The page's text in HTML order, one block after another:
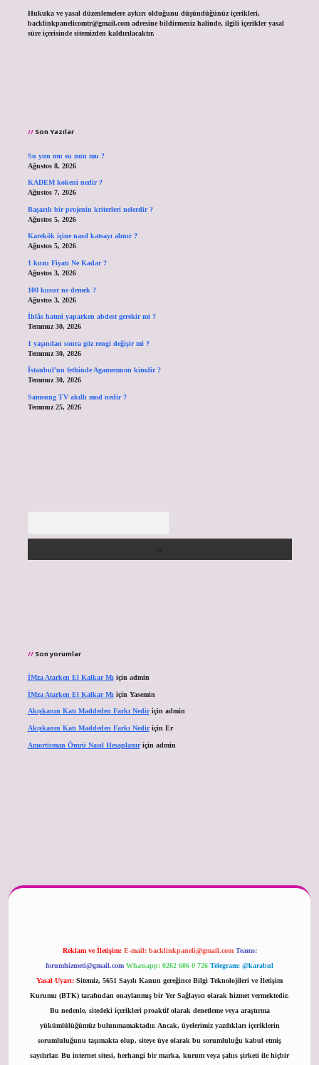
Hukuka ve yasal düzenlemelere aykırı olduğunu düşündüğünüz içerikleri,
backlinkpanelicomtr@gmail.comadresine bildirmeniz halinde, ilgili içerikler yasal
süre içerisinde sitemizden kaldırılacaktır.
Son Yazılar
Su yun mu su nun mu ?
Ağustos 8, 2026
KADEM kokeni nedir ?
Ağustos 7, 2026
Başarılı bir projenin kriterleri nelerdir ?
Ağustos 5, 2026
Karekök içine nasıl katsayı alınır ?
Ağustos 5, 2026
1 kuzu Fiyatı Ne Kadar ?
Ağustos 3, 2026
100 kusur ne demek ?
Ağustos 3, 2026
İhlâs hatmi yaparken abdest gerekir mi ?
Temmuz 30, 2026
1 yaşından sonra göz rengi değişir mi ?
Temmuz 30, 2026
İstanbul’un fethinde Agamemnon kimdir ?
Temmuz 30, 2026
Samsung TV akıllı mod nedir ?
Temmuz 25, 2026
Son yorumlar
İMza Atarken El Kalkar Mıiçin admin
İMza Atarken El Kalkar Mıiçin Yasemin
Akışkanın Katı Maddeden Farkı Nediriçin admin
Akışkanın Katı Maddeden Farkı Nediriçin Er
Amortisman Ömrü Nasıl Hesaplanıriçin admin
Reklam ve İletişim: E-mail: backlinkpaneli@gmail.com Teams:
forumhizmeti@gmail.com Whatsapp: 0262 606 0 726 Telegram: @karabul
Yasal Uyarı: Sitemiz, 5651 Sayılı Kanun gereğince Bilgi Teknolojileri ve İletişim
Kurumu (BTK) tarafından onaylanmış bir Yer Sağlayıcı olarak hizmet vermektedir.
Bu nedenle, sitedeki içerikleri proaktif olarak denetleme veya araştırma
yükümlülüğümüz bulunmamaktadır. Ancak, üyelerimiz yazdıkları içeriklerin
sorumluluğunu taşımakta olup, siteye üye olarak bu sorumluluğu kabul etmiş
sayılırlar. Bu internet sitesi, herhangi bir marka, kurum veya şahıs şirketi ile hiçbir